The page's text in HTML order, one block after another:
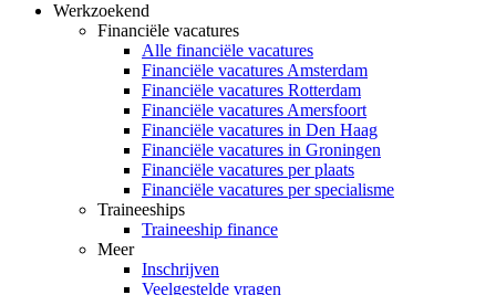
Werkzoekend
Financiële vacatures
Alle financiële vacatures
Financiële vacatures Amsterdam
Financiële vacatures Rotterdam
Financiële vacatures Amersfoort
Financiële vacatures in Den Haag
Financiële vacatures in Groningen
Financiële vacatures per plaats
Financiële vacatures per specialisme
Traineeships
Traineeship finance
Meer
Inschrijven
Veelgestelde vragen